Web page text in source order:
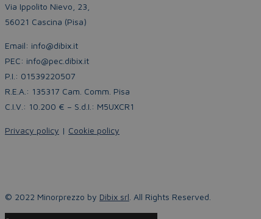
Via Ippolito Nievo, 23,
56021 Cascina (Pisa)
Email: info@dibix.it
PEC: info@pec.dibix.it
P.I.: 01539220507
R.E.A.: 135317 Cam. Comm. Pisa
C.I.V.: 10.200 € – S.d.I.: M5UXCR1
Privacy policy | Cookie policy
© 2022 Minorprezzo by Dibix srl . All Rights Reserved.